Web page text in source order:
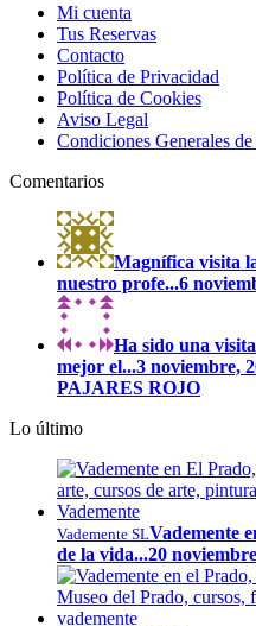
Mi cuenta
Tus Reservas
Contacto
Política de Privacidad
Política de Cookies
Aviso Legal
Condiciones Generales
Comentarios
Magnífica visita
nuestro profe...6
Ha sido una
mejor el...3 noviembre,
PAJARES ROJO
Lo último
Vademente SLVademente
de la vida...20